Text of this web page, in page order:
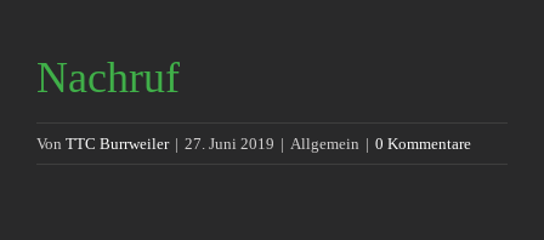
Nachruf
Von TTC Burrweiler | 27. Juni 2019 | Allgemein | 0 Kommentare